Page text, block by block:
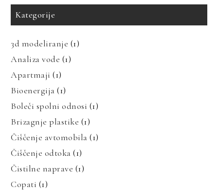
Kategorije
3d modeliranje (1)
Analiza vode (1)
Apartmaji (1)
Bioenergija (1)
Boleči spolni odnosi (1)
Brizagnje plastike (1)
Čiščenje avtomobila (1)
Čiščenje odtoka (1)
Čistilne naprave (1)
Copati (1)